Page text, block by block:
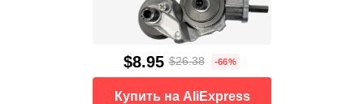
$8.95 $26.38 -66%
Купить на AliExpress